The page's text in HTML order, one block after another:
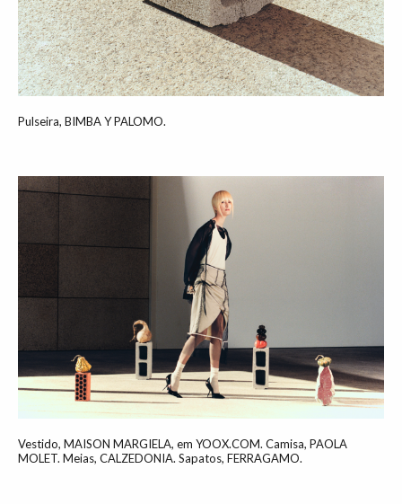
Pulseira, BIMBA Y PALOMO.
Vestido, MAISON MARGIELA, em YOOX.COM. Camisa, PAOLA
MOLET. Meias, CALZEDONIA. Sapatos, FERRAGAMO.